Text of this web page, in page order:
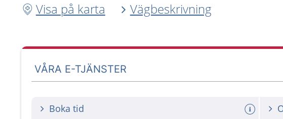
Visa på karta
Vägbeskrivning
VÅRA E-TJÄNSTER
Boka tid